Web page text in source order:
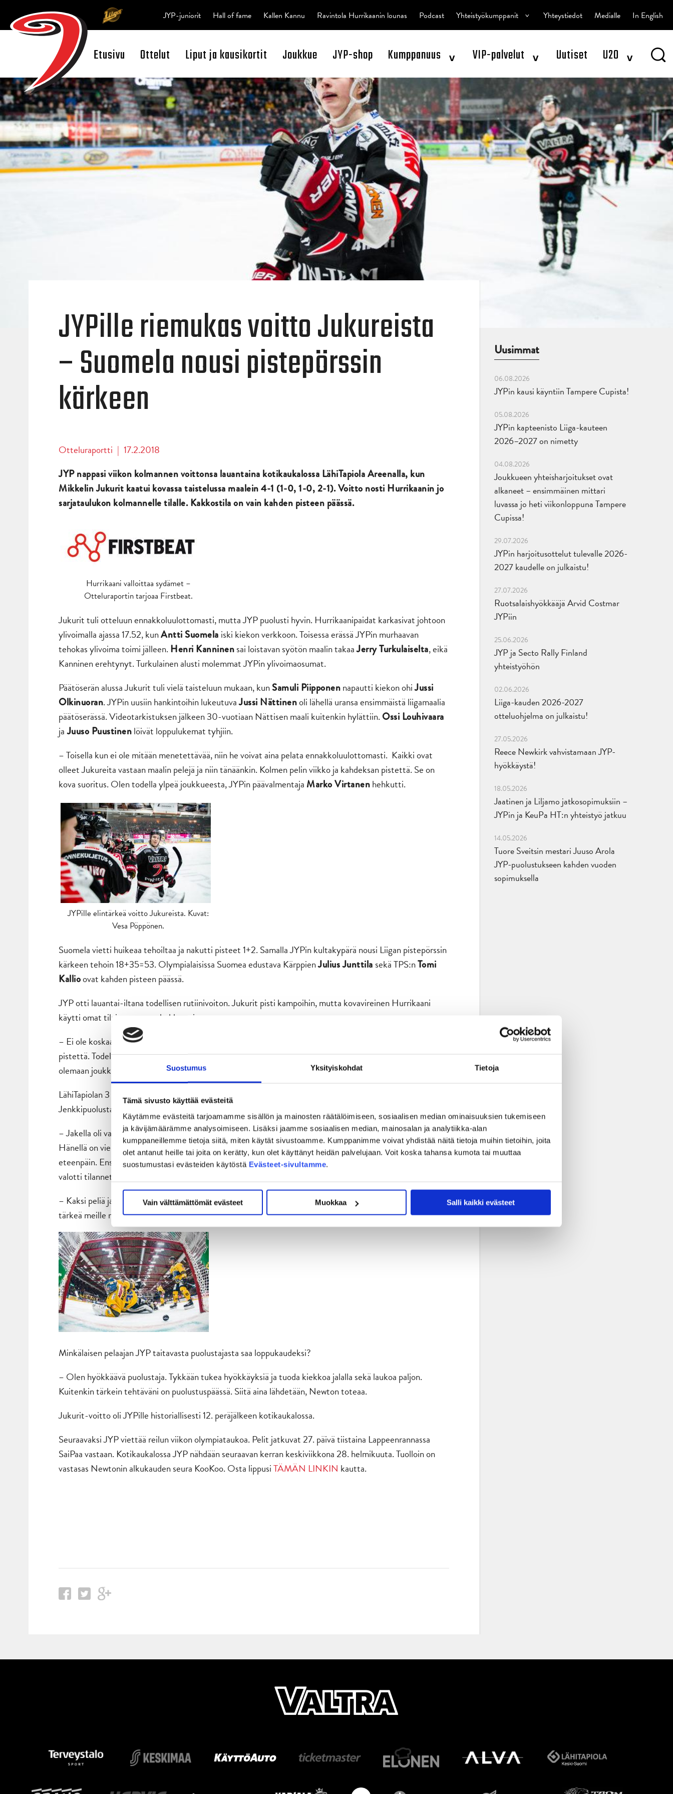
Suostumus Yksityiskohdat Tietoja
Tämä sivusto käyttää evästeitä
Käytämme evästeitä tarjoamamme sisällön ja mainosten räätälöimiseen, sosiaalisen median ominaisuuksien tukemiseen
ja kävijämäärämme analysoimiseen. Lisäksi jaamme sosiaalisen median, mainosalan ja analytiikka-alan
kumppaneillemme tietoja siitä, miten käytät sivustoamme. Kumppanimme voivat yhdistää näitä tietoja muihin tietoihin, joita
olet antanut heille tai joita on kerätty, kun olet käyttänyt heidän palvelujaan. Voit koska tahansa kumota tai muuttaa
suostumustasi evästeiden käytöstä Evästeet-sivultamme.
Vain välttämättömät evästeet Muokkaa Salli kaikki evästeet
Open Search
Etusivu Ottelut Liput ja kausikortit Joukkue JYP-shop Kumppanuus ^ VIP-palvelut ^ Uutiset U20 ^
JYP-juniorit Hall of fame Kallen Kannu Ravintola Hurrikaanin lounas Podcast Yhteistyökumppanit ^ Yhteystiedot Medialle In English
JYPille riemukas voitto Jukureista
– Suomela nousi pistepörssin
kärkeen
Otteluraportti | 17.2.2018
JYP nappasi viikon kolmannen voittonsa lauantaina kotikaukalossa LähiTapiola Areenalla, kun
Mikkelin Jukurit kaatui kovassa taistelussa maalein 4-1 (1-0, 1-0, 2-1). Voitto nosti Hurrikaanin jo
sarjataulukon kolmannelle tilalle. Kakkostila on vain kahden pisteen päässä.
Hurrikaani valloittaa sydämet –
Otteluraportin tarjoaa Firstbeat.
Jukurit tuli otteluun ennakkoluulottomasti, mutta JYP puolusti hyvin. Hurrikaanipaidat karkasivat johtoon
ylivoimalla ajassa 17.52, kunAntti Suomela iski kiekon verkkoon. Toisessa erässä JYPin murhaavan
tehokas ylivoima toimi jälleen. Henri Kanninensai loistavan syötön maalin takaaJerry Turkulaiselta, eikä
Kanninen erehtynyt. Turkulainen alusti molemmat JYPin ylivoimaosumat.
Päätöserän alussa Jukurit tuli vielä taisteluun mukaan, kunSamuli Piipponennapautti kiekon ohiJussi
Olkinuoran. JYPin uusiin hankintoihin lukeutuvaJussi Nättinenoli lähellä uransa ensimmäistä liigamaalia
päätöserässä. Videotarkistuksen jälkeen 30-vuotiaan Nättisen maali kuitenkin hylättiin.Ossi Louhivaara
jaJuuso Puustinenlöivät loppulukemat tyhjiin.
– Toisella kun ei ole mitään menetettävää, niin he voivat aina pelata ennakkoluulottomasti. Kaikki ovat
olleet Jukureita vastaan maalin pelejä ja niin tänäänkin. Kolmen pelin viikko ja kahdeksan pistettä. Se on
kova suoritus. Olen todella ylpeä joukkueesta, JYPin päävalmentaja Marko Virtanenhehkutti.
JYPille elintärkeä voitto Jukureista. Kuvat:
Vesa Pöppönen.
Suomela vietti huikeaa tehoiltaa ja nakutti pisteet 1+2. Samalla JYPin kultakypärä nousi Liigan pistepörssin
kärkeen tehoin 18+35=53. Olympialaisissa Suomea edustava KärppienJulius Junttila sekä TPS:nTomi
Kallioovat kahden pisteen päässä.
JYP otti lauantai-iltana todellisen rutiinivoiton. Jukurit pisti kampoihin, mutta kovavireinen Hurrikaani
käytti omat tilaisuutensa tehokkaasti.
– Ei ole koskaan ollut helppoja pelejä Jukureita vastaan. Tänään tehtiin kaikki tarvittava ja saatiin kolme
pistettä. Todella tärkeä viikko pelattiin. Ollaan lähdetty hakemaan sitä kakkostilaa tosissaan. Alkaa
olemaan joukkueen rutiinitaso kohdillaan, Kanninen myhäili.
LähiTapiolan 3 787 katsojaa näkivät ensi kertaa kotikaukalossa JYPin uuden hankinnan
Jenkkipuolustajan peliaika jäi vielä pieneksi, mutta varmaa on, että olympiatauon jälkeen pesee ja linkoaa.
– Jakella oli vasta yhdet harjoitukset alla. Hän on pelannut enemmän kuin harjoitellut meidän kanssa.
Hänellä on vielä totutteluvaihe menossa. On sovittu, että mennään askel kerrallaan hänen kanssaan
eteenpäin. Ensi viikolla pääsemme yhdessä harjoittelemaan ja tutustumaan paremmin toisiimme, Virtanen
valotti tilannetta.
– Kaksi peliä ja kuusi pistettä. Ei ole mitään muuta kuin hyvää sanottavaa joukkueesta. Jokainen piste on
tärkeä meille nyt. Saatiin kahdeksan pistettä kolmeen peliin tällä viikolla, Newton itse summasi.
Minkälaisen pelaajan JYP taitavasta puolustajasta saa loppukaudeksi?
– Olen hyökkäävä puolustaja. Tykkään tukea hyökkäyksiä ja tuoda kiekkoa jalalla sekä laukoa paljon.
Kuitenkin tärkein tehtäväni on puolustuspäässä. Siitä aina lähdetään, Newton toteaa.
Jukurit-voitto oli JYPille historiallisesti 12. peräjälkeen kotikaukalossa.
Seuraavaksi JYP viettää reilun viikon olympiataukoa. Pelit jatkuvat 27. päivä tiistaina Lappeenrannassa
SaiPaa vastaan. Kotikaukalossa JYP nähdään seuraavan kerran keskiviikkona 28. helmikuuta. Tuolloin on
vastasas Newtonin alkukauden seura KooKoo. Osta lippusiTÄMÄN LINKIN kautta.
Uusimmat
06.08.2026
JYPin kausi käyntiin Tampere Cupista!
05.08.2026
JYPin kapteenisto Liiga-kauteen
2026–2027 on nimetty
04.08.2026
Joukkueen yhteisharjoitukset ovat
alkaneet – ensimmäinen mittari
luvassa jo heti viikonloppuna Tampere
Cupissa!
29.07.2026
JYPin harjoitusottelut tulevalle 2026-
2027 kaudelle on julkaistu!
27.07.2026
Ruotsalaishyökkääjä Arvid Costmar
JYPiin
25.06.2026
JYP ja Secto Rally Finland
yhteistyöhön
02.06.2026
Liiga-kauden 2026-2027
otteluohjelma on julkaistu!
27.05.2026
Reece Newkirk vahvistamaan JYP-
hyökkäystä!
18.05.2026
Jaatinen ja Liljamo jatkosopimuksiin –
JYPin ja KeuPa HT:n yhteistyö jatkuu
14.05.2026
Tuore Sveitsin mestari Juuso Arola
JYP-puolustukseen kahden vuoden
sopimuksella